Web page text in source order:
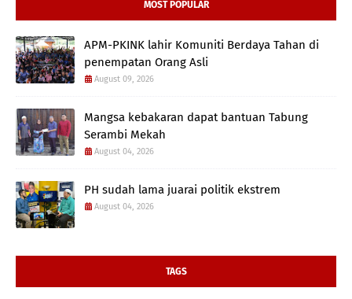
MOST POPULAR
APM-PKINK lahir Komuniti Berdaya Tahan di
penempatan Orang Asli
August 09, 2026
Mangsa kebakaran dapat bantuan Tabung
Serambi Mekah
August 04, 2026
PH sudah lama juarai politik ekstrem
August 04, 2026
TAGS